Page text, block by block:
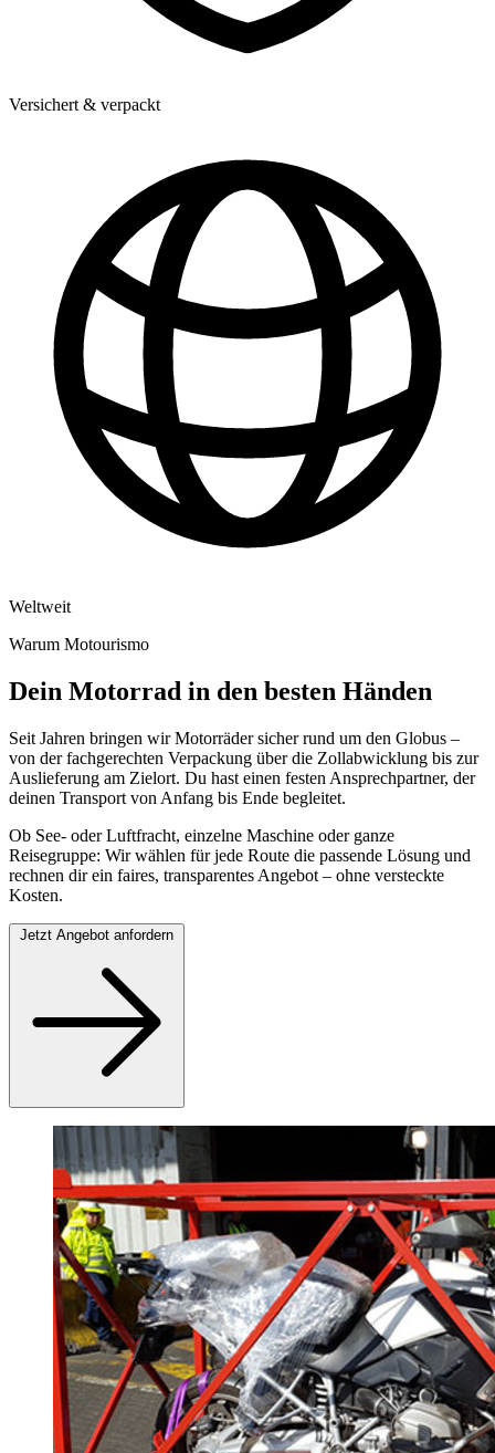
Versichert & verpackt
Weltweit
Warum Motourismo
Dein Motorrad in den besten Händen
Seit Jahren bringen wir Motorräder sicher rund um den Globus –
von der fachgerechten Verpackung über die Zollabwicklung bis zur
Auslieferung am Zielort. Du hast einen festen Ansprechpartner, der
deinen Transport von Anfang bis Ende begleitet.
Ob See- oder Luftfracht, einzelne Maschine oder ganze
Reisegruppe: Wir wählen für jede Route die passende Lösung und
rechnen dir ein faires, transparentes Angebot – ohne versteckte
Kosten.
Jetzt Angebot anfordern